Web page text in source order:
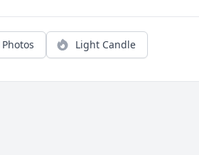
Light Candle